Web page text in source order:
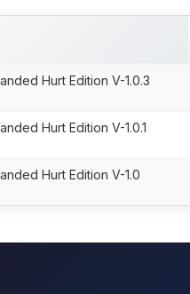
Hurt Edition V-1.0.3
Hurt Edition V-1.0.1
Hurt Edition V-1.0